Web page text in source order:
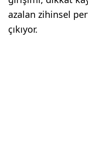
azalan zihinsel
çıkıyor.